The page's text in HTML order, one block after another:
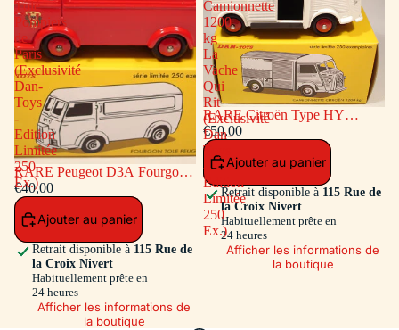
Tôlé
Pompiers
de
Paris
(Exclusivité
Dan-
Toys
-
Edition
Limitée
250
Ex.)
RARE Peugeot D3A Fourgon
Tôlé Pompiers de Paris
(Exclusivité Dan-Toys - Edition
Limitée 250 Ex.)
€40,00
Ajouter au panier
Retrait disponible à 115 Rue de
la Croix Nivert
Habituellement prête en
24 heures
Afficher les informations de
la boutique
Camionnette
1200
kg
La
Vache
Qui
Rit
(Exclusivité
Dan-
Toys
-
Edition
Limitée
250
Ex.)
RARE Citroën Type HY
Camionnette 1200 kg La Vache
Qui Rit (Exclusivité Dan-Toys -
Edition Limitée 250 Ex.)
€50,00
Ajouter au panier
Retrait disponible à 115 Rue de
la Croix Nivert
Habituellement prête en
24 heures
Afficher les informations de
la boutique